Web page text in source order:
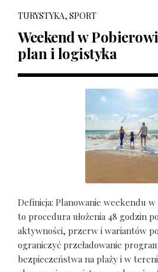
TURYSTYKA, SPORT
Weekend w
plan i logistyka
Definicja: Planowanie weekendu
to procedura ułożenia 48 godzin
aktywności, przerw i wariantów
ograniczyć przeładowanie
bezpieczeństwa na plaży i w